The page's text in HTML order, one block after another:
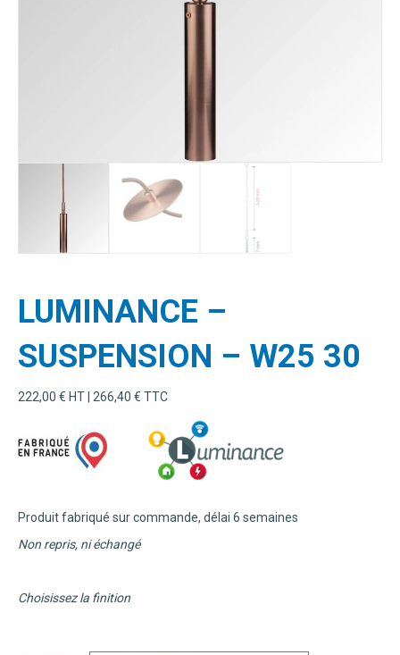
LUMINANCE –
SUSPENSION – W25 30
222,00 € HT | 266,40 € TTC
Produit fabriqué sur commande, délai 6 semaines
Non repris, ni échangé
Choisissez la finition